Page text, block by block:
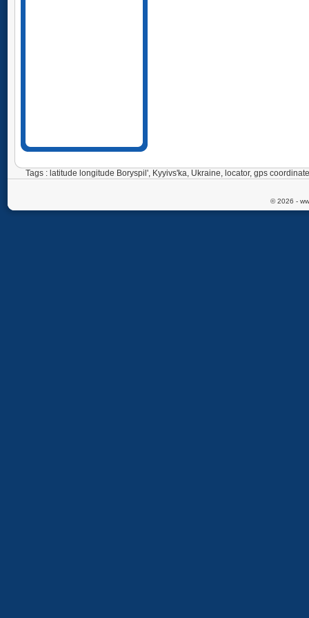
Tags : latitude longitude Boryspil', Kyyivs'ka, Ukraine, locator, gps
© 2026 -